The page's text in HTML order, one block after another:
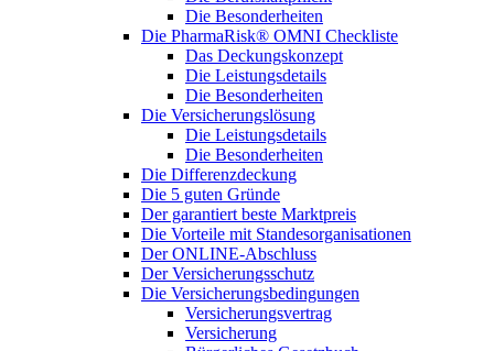
Die Besonderheiten
Die PharmaRisk® OMNI Checkliste
Das Deckungskonzept
Die Leistungsdetails
Die Besonderheiten
Die Versicherungslösung
Die Leistungsdetails
Die Besonderheiten
Die Differenzdeckung
Die 5 guten Gründe
Der garantiert beste Marktpreis
Die Vorteile mit Standesorganisationen
Der ONLINE-Abschluss
Der Versicherungsschutz
Die Versicherungsbedingungen
Versicherungsvertrag
Versicherung